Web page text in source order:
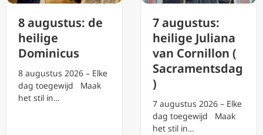
8 augustus: de
heilige
Dominicus
8 augustus 2026 – Elke
dag toegewijd Maak
het stil in…
7 augustus:
heilige Juliana
van Cornillon (
Sacramentsdag
)
7 augustus 2026 – Elke
dag toegewijd Maak
het stil in…